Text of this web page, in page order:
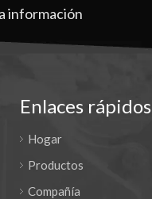
información
Enlaces rápidos
Hogar
Productos
Compañía